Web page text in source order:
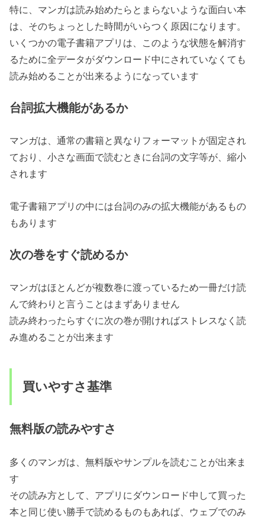
特に、マンガは読み始めたらとまらないような面白い本
は、そのちょっとした時間がいらつく原因になります。
いくつかの電子書籍アプリは、このような状態を解消す
るために全データがダウンロード中にされていなくても
読み始めることが出来るようになっています
台詞拡大機能があるか
マンガは、通常の書籍と異なりフォーマットが固定され
ており、小さな画面で読むときに台詞の文字等が、縮小
されます
電子書籍アプリの中には台詞のみの拡大機能があるもの
もあります
次の巻をすぐ読めるか
マンガはほとんどが複数巻に渡っているため一冊だけ読
んで終わりと言うことはまずありません
読み終わったらすぐに次の巻が開ければストレスなく読
み進めることが出来ます
買いやすさ基準
無料版の読みやすさ
多くのマンガは、無料版やサンプルを読むことが出来ま
す
その読み方として、アプリにダウンロード中して買った
本と同じ使い勝手で読めるものもあれば、ウェブでのみ